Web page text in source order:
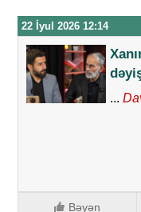
22 İyul 2026 12:14
...
Bəyən